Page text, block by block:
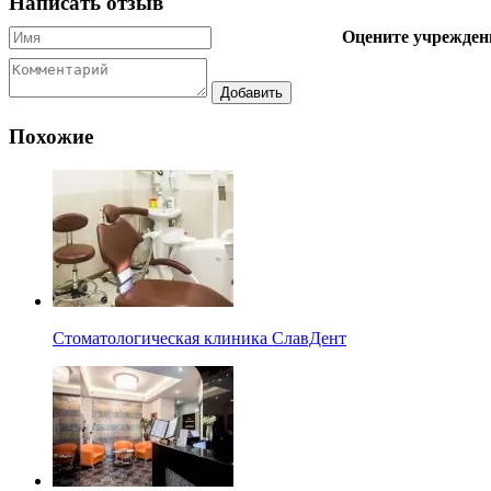
Оцените
Похожие
Стоматологическая клиника СлавДент